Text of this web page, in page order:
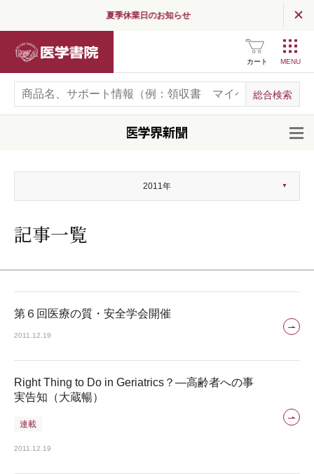
夏季休業日のお知らせ
カート
記事一覧
第６回医療の質・安全学会開催
2011.12.19
Right Thing to Do in Geriatrics？―高齢者への事
実告知（大蔵暢）
連載
2011.12.19
2011年